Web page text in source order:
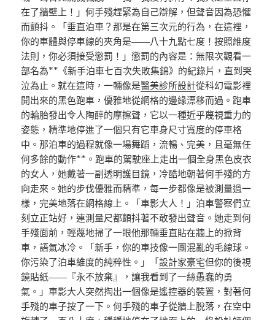
在了牆壁上！」何手殘趕緊為自己辯解，但聲音因為恐懼
而顫抖。「垂直泊車？那是在第三次元的行為，在這裡，
你的車體與停車線的夾角是——八十九點七度！按照維度
法則，你必須接受懲罰！」懲罰的內容是：無限次觀看一
部名為**《新手泊車七百次失敗集錦》的紀錄片，直到哭
泣為止。就在這時，一輛像是醫美診所設計從科幻電影裡
開出來的黑色跑車，優雅地從網格的邊緣漂移而過。跑車
的輪胎發出令人陶醉的摩擦聲，它以一種近乎蔑視重力的
姿態，精準地停進了一個只有它車身尺寸寬度的停車格
中。那泊車的過程就像一場舞蹈，流暢、完美，且毫無任
何多餘的動作**。跑車的駕駛座上走出一個全身黑色皮衣
的女人，她戴著一副透明護目鏡，冷酷地朝著何手殘的方
向走來。她的步伐優雅而精準，每一步都像是被測量過一
樣，完美地落在網格線上。「車影大人！」泊車警察們立
刻立正站好，連測量尺都顫抖著不敢發出聲音。她走到何
手殘面前，輕蔑地掃了一眼他那輛垂直貼在牆上的掀背
車，語氣冰冷。「新手，你的車技像一團混亂的毛線球。
你污染了泊車維度的純粹性。」「設計家豪宅但你的後視
鏡貼紙——『永不放棄』，讓我看到了一絲愚蠢的勇
氣。」車影大人突然掏出一個像是遙控器的裝置，對著何
手殘的車子按了一下。何手殘的車子從牆上脫落，在空中